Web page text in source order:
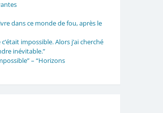
dans ce monde de fou, après le
impossible. Alors j’ai cherché
inévitable.”
– “Horizons